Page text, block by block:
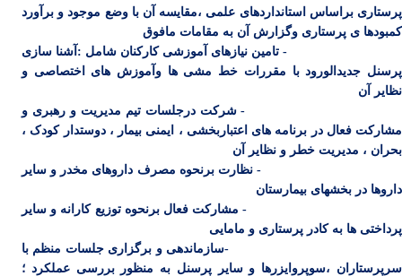
پرستاری براساس استانداردهای علمی ،مقایسه آن با وضع موجود و برآورد
کمبودها ی پرستاری وگزارش آن به مقامات مافوق
- تامین نیازهای آموزشی کارکنان شامل :آشنا سازی
پرسنل جدیدالورود با مقررات خط مشی ها وآموزش های اختصاصی و
نظایر آن
- شرکت درجلسات تیم مدیریت و رهبری و
مشارکت فعال در برنامه های اعتباربخشی ، ایمنی بیمار ، دوستدار کودک ،
بحران ، مدیریت خطر و نظایر آن
- نظارت برنحوه مصرف داروهای مخدر و سایر
داروها در بخشهای بیمارستان
- مشارکت فعال برنحوه توزیع کارانه و سایر
پرداختی ها به کادر پرستاری و مامایی
-سازماندهی و برگزاری جلسات منظم با
سرپرستاران ،سوپروایزرها و سایر پرسنل به منظور بررسی عملکرد ؛